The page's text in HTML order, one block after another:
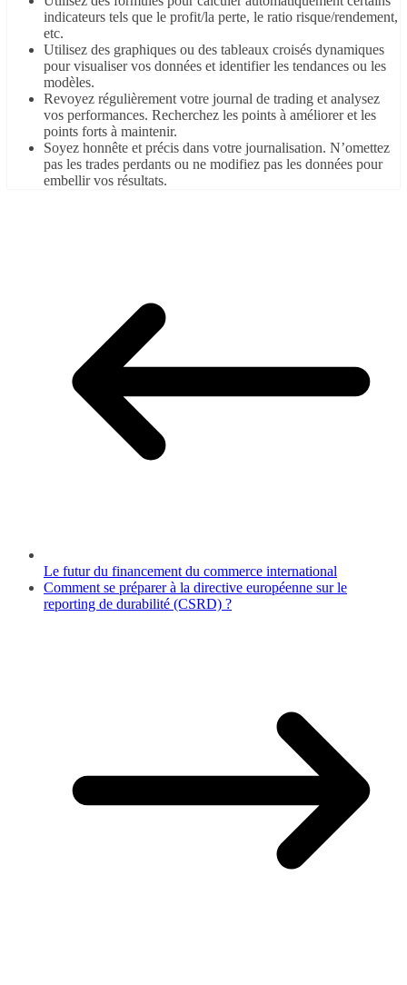
indicateurs tels que le profit/la perte, le ratio risque/rendement,
etc.
Utilisez des graphiques ou des tableaux croisés dynamiques
pour visualiser vos données et identifier les tendances ou les
modèles.
Revoyez régulièrement votre journal de trading et analysez
vos performances. Recherchez les points à améliorer et les
points forts à maintenir.
Soyez honnête et précis dans votre journalisation. N’omettez
pas les trades perdants ou ne modifiez pas les données pour
embellir vos résultats.
Le futur du financement du commerce international
Comment se préparer à la directive européenne sur le
reporting de durabilité (CSRD) ?